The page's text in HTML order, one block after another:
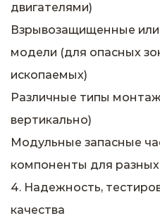
двигателями)
Взрывозащищенные
модели (для опасных
ископаемых)
Различные типы
вертикально)
Модульные запасные
компоненты для
4. Надежность,
качества